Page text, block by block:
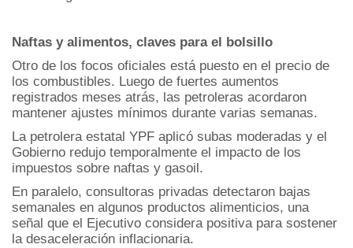
Naftas y alimentos, claves para el bolsillo
Otro de los focos oficiales está puesto en el precio de
los combustibles. Luego de fuertes aumentos
registrados meses atrás, las petroleras acordaron
mantener ajustes mínimos durante varias semanas.
La petrolera estatal YPF aplicó subas moderadas y el
Gobierno redujo temporalmente el impacto de los
impuestos sobre naftas y gasoil.
En paralelo, consultoras privadas detectaron bajas
semanales en algunos productos alimenticios, una
señal que el Ejecutivo considera positiva para sostener
la desaceleración inflacionaria.